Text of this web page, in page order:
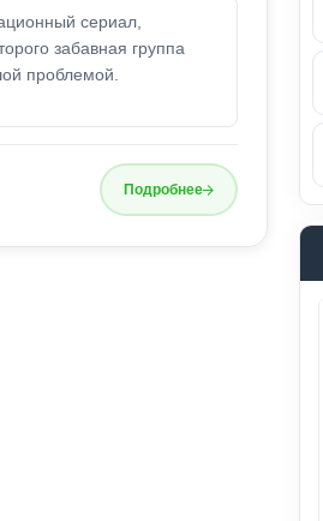
сериал,
забавная группа
проблемой.
Подробнее